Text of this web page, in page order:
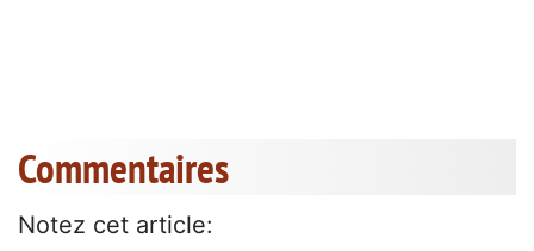
Commentaires
Notez cet article: